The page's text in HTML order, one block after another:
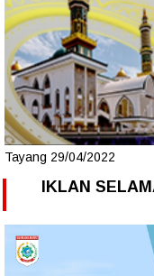
Tayang 29/04/2022
IKLAN